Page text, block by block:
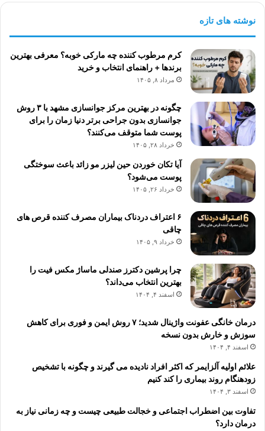
نوشته های تازه
کرم مرطوب کننده چه مارکی خوبه؟ معرفی بهترین
برندها + راهنمای انتخاب و خرید
مرداد ۸, ۱۴۰۵
چگونه در بهترین مرکز جوانسازی مشهد با ۳ روش
جوانسازی بدون جراحی برتر دنیا زمان را برای
پوست شما متوقف می‌کنند؟
خرداد ۲۸, ۱۴۰۵
آیا تکان خوردن حین لیزر مو زائد باعث سوختگی
پوست می‌شود؟
خرداد ۲۶, ۱۴۰۵
۶ اعتراف دردناک بیماران مصرف کننده قرص های
چاقی
خرداد ۹, ۱۴۰۵
چرا پرشین دکترز صندلی ماساژ مکس فیت را
بهترین انتخاب می‌داند؟
اسفند ۴, ۱۴۰۴
درمان خانگی عفونت واژینال شدید؛ ۷ روش ایمن و فوری برای کاهش
سوزش و خارش بدون نسخه
اسفند ۴, ۱۴۰۴
علائم اولیه آلزایمر که اکثر افراد نادیده می گیرند و چگونه با تشخیص
زودهنگام روند بیماری را کند کنیم
اسفند ۳, ۱۴۰۴
تفاوت بین اضطراب اجتماعی و خجالت طبیعی چیست و چه زمانی نیاز به
درمان دارد؟